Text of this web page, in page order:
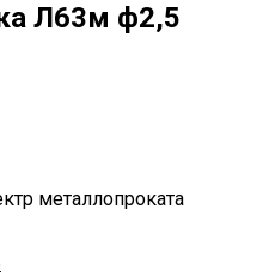
Л63м ф2,5
металлопроката